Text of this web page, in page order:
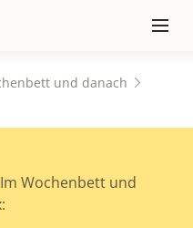
≡
und danach
Wochenbett und